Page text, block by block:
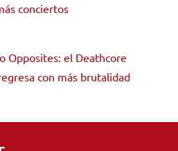
conciertos
Opposites: el Deathcore
con más brutalidad